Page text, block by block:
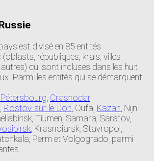
est divisé en 85 entités
républiques, krais, villes
qui sont incluses dans les huit
Parmi les entités qui se démarquent:
, Crasnodar,
, Rostov-sur-le-Don, Oufa, Kazan, Nijni
Tiumen, Samara, Saratov,
, Krasnoiarsk, Stavropol,
Perm et Volgogrado, parmi